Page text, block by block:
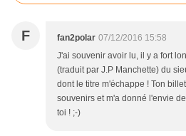
F fan2polar 07/12/2016 15:58
J'ai souvenir avoir lu, il y a fort
(traduit par J.P Manchette) du
dont le titre m'échappe ! Ton
souvenirs et m'a donné l'envie
toi ! ;-)